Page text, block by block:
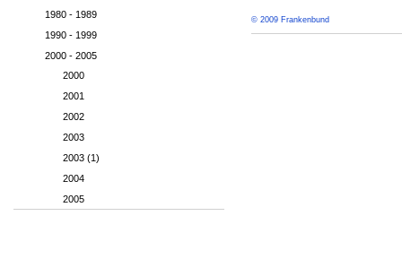
© 2009 Frankenbund
1980 - 1989
1990 - 1999
2000 - 2005
2000
2001
2002
2003
2003 (1)
2004
2005